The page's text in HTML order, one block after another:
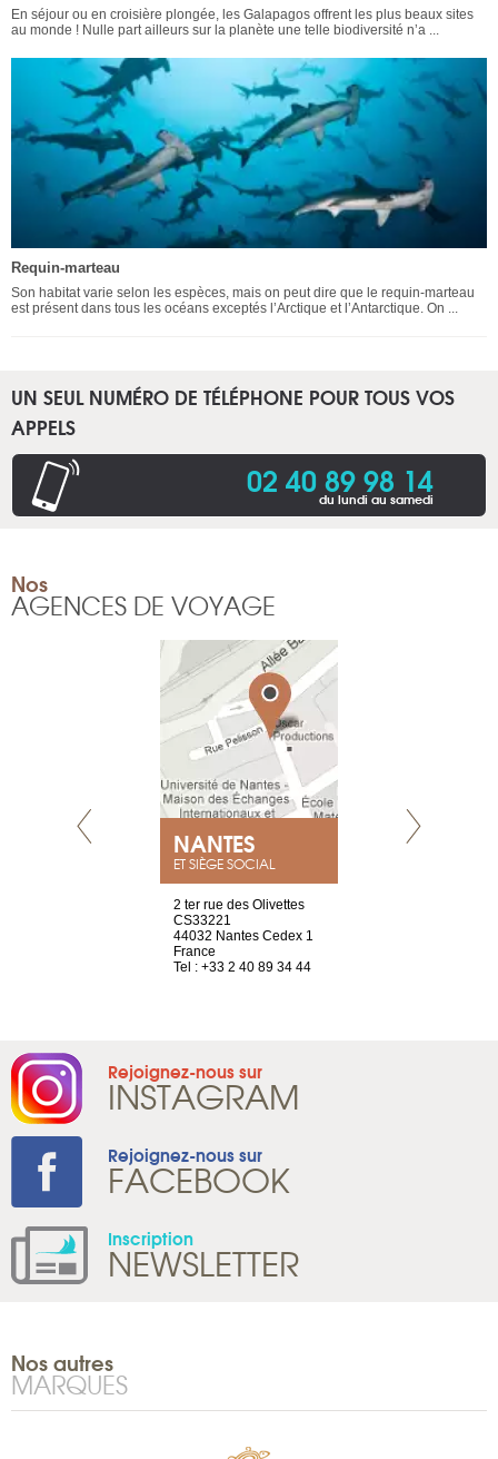
En séjour ou en croisière plongée, les Galapagos offrent les plus beaux sites
au monde ! Nulle part ailleurs sur la planète une telle biodiversité n’a ...
Requin-marteau
Son habitat varie selon les espèces, mais on peut dire que le requin-marteau
est présent dans tous les océans exceptés l’Arctique et l’Antarctique. On ...
UN SEUL NUMÉRO DE TÉLÉPHONE POUR TOUS VOS
APPELS
02 40 89 98 14
du lundi au samedi
Nos
AGENCES DE VOYAGE
NANTES
ET SIÈGE SOCIAL
2 ter rue des Olivettes
CS33221
44032 Nantes Cedex 1
France
Tel : +33 2 40 89 34 44
Rejoignez-nous sur
INSTAGRAM
Rejoignez-nous sur
FACEBOOK
Inscription
NEWSLETTER
Nos autres
MARQUES